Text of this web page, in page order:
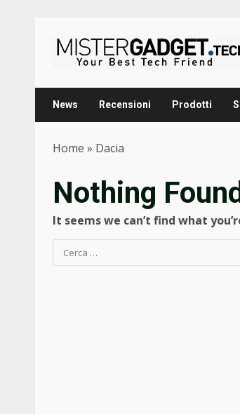
content
News Recensioni Prodotti
Home » Dacia
Nothing Found
It seems we can’t find what
Ricerca
per: